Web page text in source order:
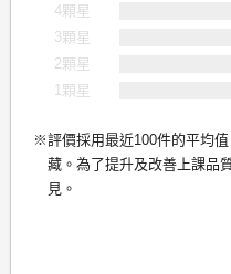
4顆星
3顆星
2顆星
1顆星
評價採用最近100件的平均
藏。為了提升及改善上課品
見。